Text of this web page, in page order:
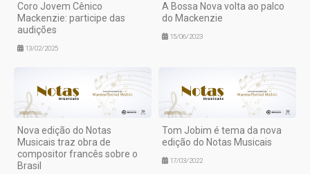
Coro Jovem Cênico
Mackenzie: participe das
audições
13/02/2025
A Bossa Nova volta ao palco
do Mackenzie
15/06/2023
Nova edição do Notas
Musicais traz obra de
compositor francês sobre o
Brasil
Tom Jobim é tema da nova
edição do Notas Musicais
17/03/2022